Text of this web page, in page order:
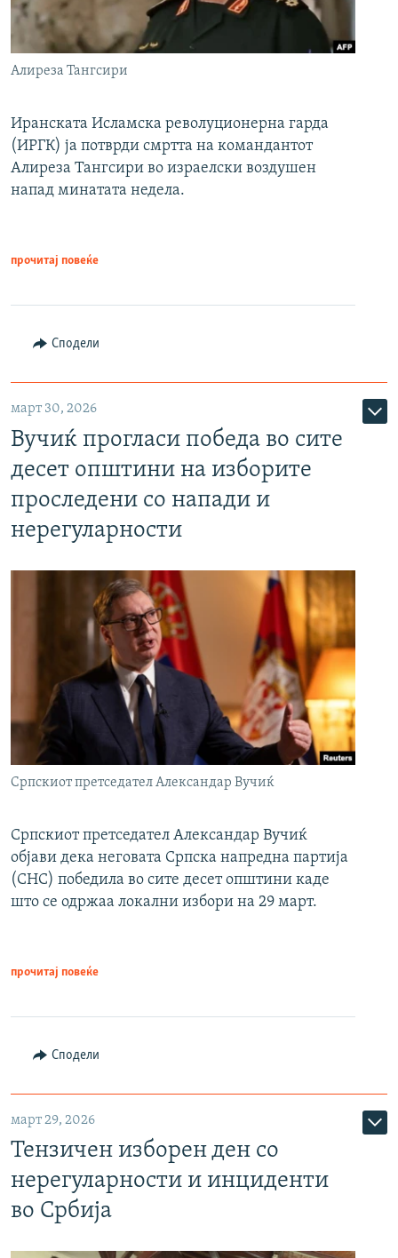
Алиреза Тангсири
Иранската Исламска револуционерна гарда
(ИРГК) ја потврди смртта на командантот
Алиреза Тангсири во израелски воздушен
напад минатата недела.
прочитај повеќе
Сподели
март 30, 2026
Вучиќ прогласи победа во сите
десет општини на изборите
проследени со напади и
нерегуларности
Српскиот претседател Александар Вучиќ
Српскиот претседател Александар Вучиќ
објави дека неговата Српска напредна партија
(СНС) победила во сите десет општини каде
што се одржаа локални избори на 29 март.
прочитај повеќе
Сподели
март 29, 2026
Тензичен изборен ден со
нерегуларности и инциденти
во Србија